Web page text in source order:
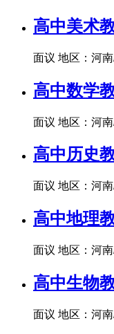
高中美术
面议 地区：河南
高中数学
面议 地区：河南
高中历史
面议 地区：河南
高中地理
面议 地区：河南
高中生物
面议 地区：河南